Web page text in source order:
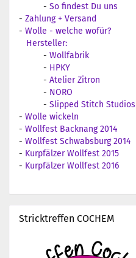
- So findest Du uns
- Zahlung + Versand
- Wolle - welche wofür?
Hersteller:
- Wollfabrik
- HPKY
- Atelier Zitron
- NORO
- Slipped Stitch Studios
- Wolle wickeln
- Wollfest Backnang 2014
- Wollfest Schwabsburg 2014
- Kurpfälzer Wollfest 2015
- Kurpfälzer Wollfest 2016
Stricktreffen COCHEM